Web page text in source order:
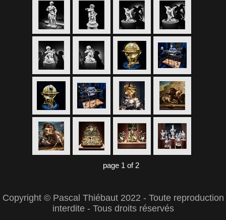
page 1 of 2
Copyright © Pascal Thiébaut 2022 - Toute reproduction
interdite - Tous droits réservés